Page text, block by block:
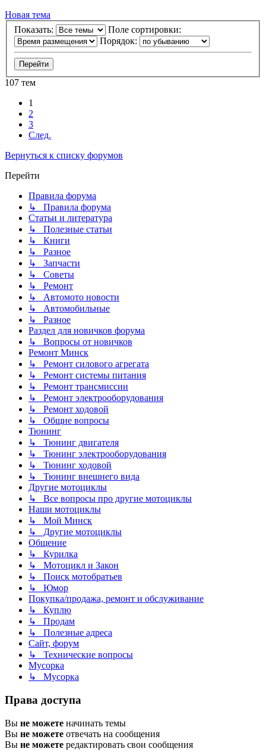
Новая тема
Показать:
Поле сортировки:
Порядок:
107 тем
1
2
3
След.
Вернуться к списку форумов
Перейти
Правила форума
↳ Правила форума
Статьи и литература
↳ Полезные статьи
↳ Книги
↳ Разное
↳ Запчасти
↳ Советы
↳ Ремонт
↳ Автомото новости
↳ Автомобильные
↳ Разное
Раздел для новичков форума
↳ Вопросы от новичков
Ремонт Минск
↳ Ремонт силового агрегата
↳ Ремонт системы питания
↳ Ремонт трансмиссии
↳ Ремонт электрооборудования
↳ Ремонт ходовой
↳ Общие вопросы
Тюнинг
↳ Тюнинг двигателя
↳ Тюнинг электрооборудования
↳ Тюнинг ходовой
↳ Тюнинг внешнего вида
Другие мотоциклы
↳ Все вопросы про другие мотоциклы
Наши мотоциклы
↳ Мой Минск
↳ Другие мотоциклы
Общение
↳ Курилка
↳ Мотоцикл и Закон
↳ Поиск мотобратьев
↳ Юмор
Покупка/продажа, ремонт и обслуживание
↳ Куплю
↳ Продам
↳ Полезные адреса
Сайт, форум
↳ Технические вопросы
Мусорка
↳ Мусорка
Права доступа
Вы не можете начинать темы
Вы не можете отвечать на сообщения
Вы не можете редактировать свои сообщения